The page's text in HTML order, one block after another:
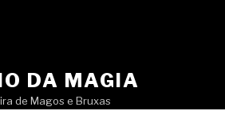
DA MAGIA
de Magos e Bruxas